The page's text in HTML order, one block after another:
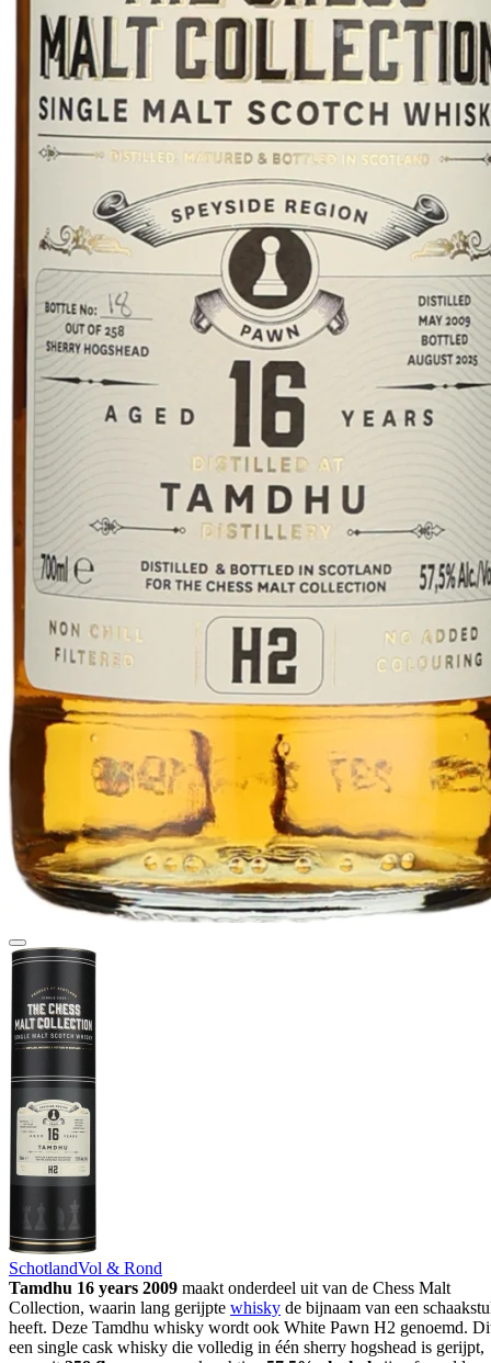
SchotlandVol & Rond
Tamdhu 16 years 2009 maakt onderdeel uit van de Chess Malt
Collection, waarin lang gerijpte whisky de bijnaam van een
heeft. Deze Tamdhu whisky wordt ook White Pawn H2 genoemd.
een single cask whisky die volledig in één sherry hogshead is gerijpt,